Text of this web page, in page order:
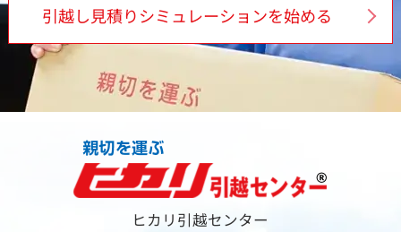
引越し見積りシミュレーションを始める
ヒカリ引越センター